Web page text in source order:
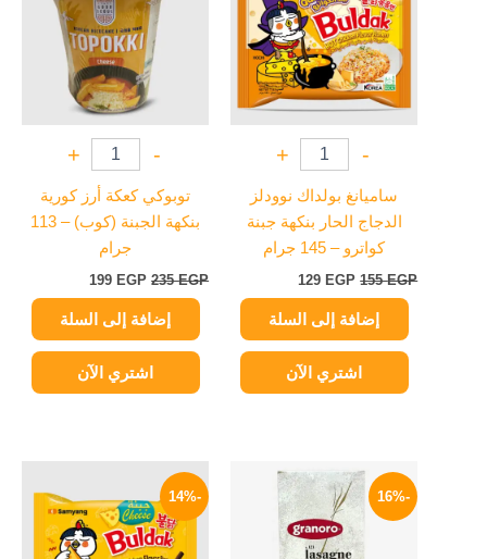
-
+
ساميانغ بولداك نوودلز
الدجاج الحار بنكهة جبنة
كواترو – 145 جرام
155EGP
129 EGP
إضافة إلى السلة
اشتري الآن
-
+
توبوكي كعكة أرز كورية
بنكهة الجبنة (كوب) – 113
جرام
235EGP
199 EGP
إضافة إلى السلة
اشتري الآن
-16%
السعر
الأصلي
هو:
165 EGP.
السعر
الحالي
هو:
139 EGP.
-14%
هو:
150 EGP.
هو:
129 EGP.